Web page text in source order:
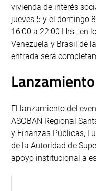
vivienda de interés
jueves 5 y el domingo
16:00 a 22:00 Hrs., en
Venezuela y Brasil de
entrada será
Lanzamiento
El lanzamiento del
ASOBAN Regional
y Finanzas Públicas,
de la Autoridad de
apoyo institucional a